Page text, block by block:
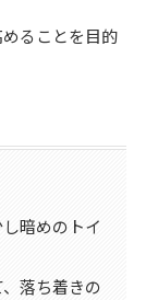
ることを目的
暗めのトイ
落ち着きの